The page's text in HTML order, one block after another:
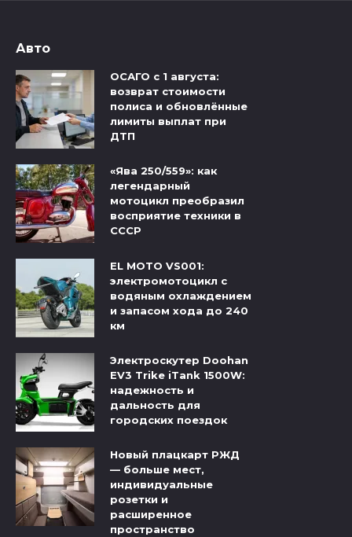
Авто
ОСАГО с 1 августа:
возврат стоимости
полиса и обновлённые
лимиты выплат при
ДТП
«Ява 250/559»: как
легендарный
мотоцикл преобразил
восприятие техники в
СССР
EL MOTO VS001:
электромотоцикл с
водяным охлаждением
и запасом хода до 240
км
Электроскутер Doohan
EV3 Trike iTank 1500W:
надежность и
дальность для
городских поездок
Новый плацкарт РЖД
— больше мест,
индивидуальные
розетки и
расширенное
пространство